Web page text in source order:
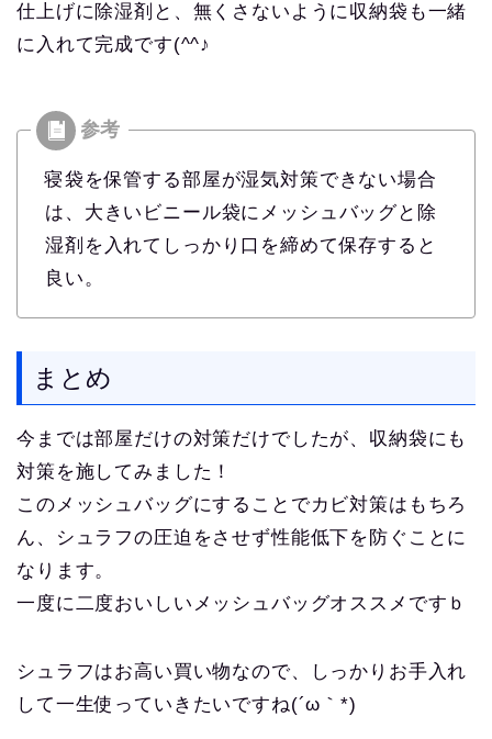
仕上げに除湿剤と、無くさないように収納袋も一緒
に入れて完成です(^^♪
寝袋を保管する部屋が湿気対策できない場合
は、大きいビニール袋にメッシュバッグと除
湿剤を入れてしっかり口を締めて保存すると
良い。
まとめ
今までは部屋だけの対策だけでしたが、収納袋にも
対策を施してみました！
このメッシュバッグにすることでカビ対策はもちろ
ん、シュラフの圧迫をさせず性能低下を防ぐことに
なります。
一度に二度おいしいメッシュバッグオススメですｂ
シュラフはお高い買い物なので、しっかりお手入れ
して一生使っていきたいですね(´ω｀*)